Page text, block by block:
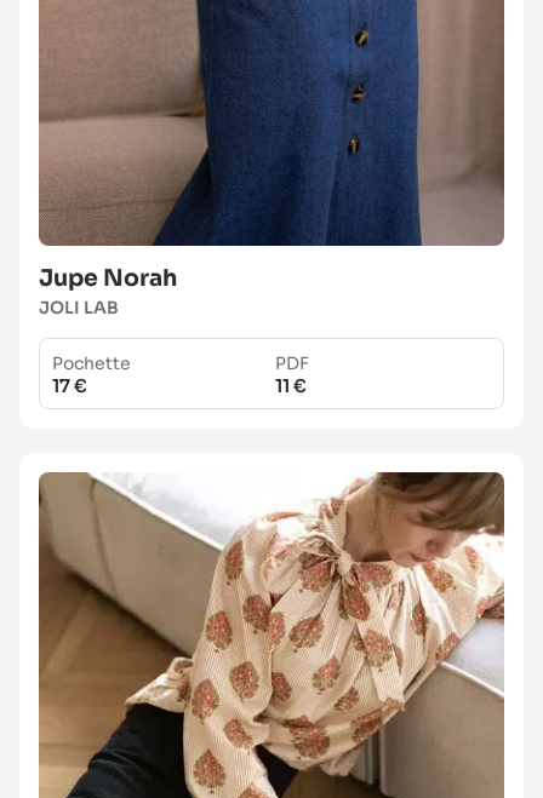
Jupe Norah
JOLI LAB
Pochette
17 €
PDF
11 €